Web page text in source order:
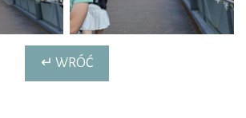
↵ WRÓĆ